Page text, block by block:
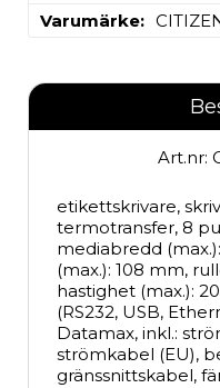
Varumärke
Art.nr:
etikettskrivare,
termotransfer, 8
mediabredd
(max.): 108 mm,
hastighet (max.):
(RS232, USB,
Datamax, inkl.:
strömkabel (EU),
gränssnittskabel,